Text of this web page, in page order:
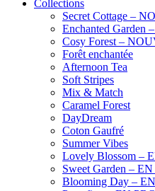
Collections
Secret Cottage –
Enchanted Garden
Cosy Forest –
Forêt enchantée
Afternoon Tea
Soft Stripes
Mix & Match
Caramel Forest
DayDream
Coton Gaufré
Summer Vibes
Lovely Blossom –
Sweet Garden –
Blooming Day –